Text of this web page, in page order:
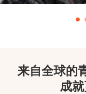
来自全球的
成